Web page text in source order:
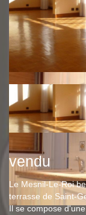
vendu
Le Mesnil-Le-Roi
terrasse de Saint-
Il se compose